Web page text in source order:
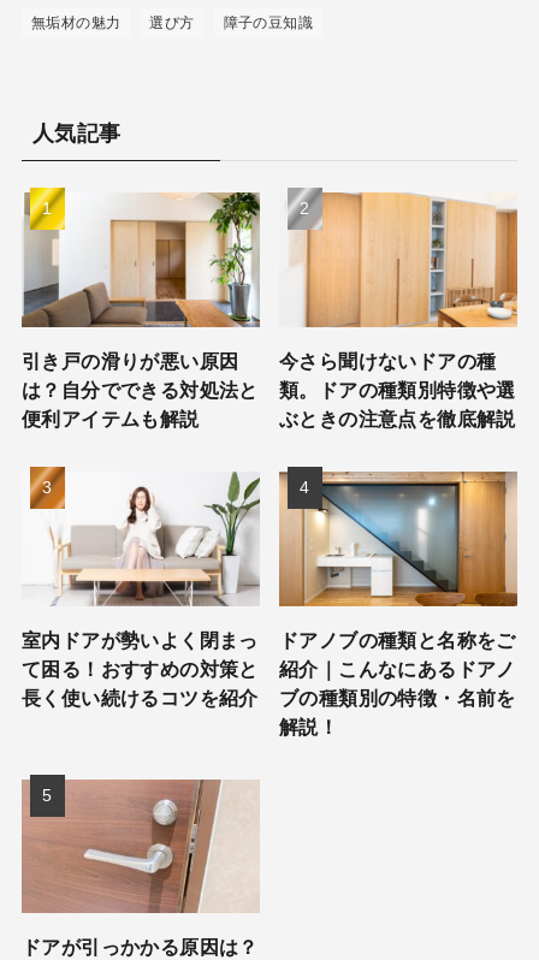
無垢材の魅力 選び方 障子の豆知識
人気記事
引き戸の滑りが悪い原因
は？自分でできる対処法と
便利アイテムも解説
今さら聞けないドアの種
類。ドアの種類別特徴や選
ぶときの注意点を徹底解説
室内ドアが勢いよく閉まっ
て困る！おすすめの対策と
長く使い続けるコツを紹介
ドアノブの種類と名称をご
紹介｜こんなにあるドアノ
ブの種類別の特徴・名前を
解説！
ドアが引っかかる原因は？